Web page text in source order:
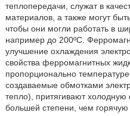
теплопередачи, служат в
материалов, а также могут
чтобы они могли работать в
например до 200ºС.
улучшение охлаждения
свойства ферромагнитных
пропорционально
создаваемые обмотками
тепло), притягивают
большей степени, чем